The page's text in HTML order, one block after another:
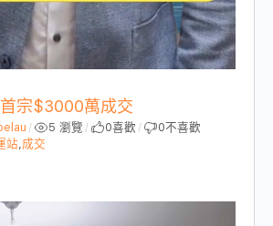
宗$3000萬成交
/ 5 瀏覽 / 0喜歡 / 0不喜歡
站 成交